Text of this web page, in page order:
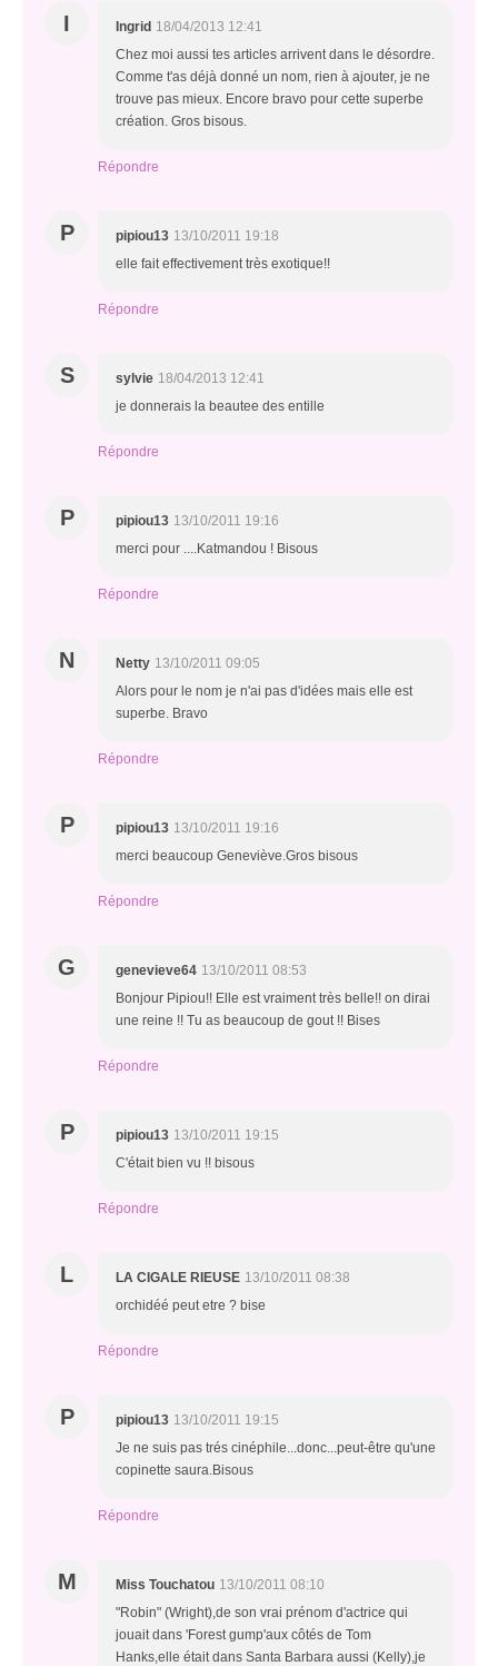
I Ingrid 18/04/2013 12:41
Chez moi aussi tes articles arrivent dans le désordre.
Comme t'as déjà donné un nom, rien à ajouter, je ne
trouve pas mieux. Encore bravo pour cette superbe
création. Gros bisous.
Répondre
P pipiou13 13/10/2011 19:18
elle fait effectivement très exotique!!
Répondre
S sylvie 18/04/2013 12:41
je donnerais la beautee des entille
Répondre
P pipiou13 13/10/2011 19:16
merci pour ....Katmandou ! Bisous
Répondre
N Netty 13/10/2011 09:05
Alors pour le nom je n'ai pas d'idées mais elle est
superbe. Bravo
Répondre
P pipiou13 13/10/2011 19:16
merci beaucoup Geneviève.Gros bisous
Répondre
G genevieve64 13/10/2011 08:53
Bonjour Pipiou!! Elle est vraiment très belle!! on dirai
une reine !! Tu as beaucoup de gout !! Bises
Répondre
P pipiou13 13/10/2011 19:15
C'était bien vu !! bisous
Répondre
L LA CIGALE RIEUSE 13/10/2011 08:38
orchidéé peut etre ? bise
Répondre
P pipiou13 13/10/2011 19:15
Je ne suis pas trés cinéphile...donc...peut-être qu'une
copinette saura.Bisous
Répondre
M Miss Touchatou 13/10/2011 08:10
"Robin" (Wright),de son vrai prénom d'actrice qui
jouait dans 'Forest gump'aux côtés de Tom
Hanks,elle était dans Santa Barbara aussi (Kelly),je